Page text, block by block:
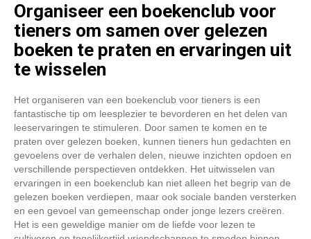
Organiseer een boekenclub voor
tieners om samen over gelezen
boeken te praten en ervaringen uit
te wisselen
Het organiseren van een boekenclub voor tieners is een
fantastische tip om leesplezier te bevorderen en het delen van
leeservaringen te stimuleren. Door samen te komen en te
praten over gelezen boeken, kunnen tieners hun gedachten en
gevoelens over de verhalen delen, nieuwe inzichten opdoen en
verschillende perspectieven ontdekken. Het uitwisselen van
ervaringen in een boekenclub kan niet alleen het begrip van de
gelezen boeken verdiepen, maar ook sociale banden versterken
en een gevoel van gemeenschap onder jonge lezers creëren.
Het is een geweldige manier om de liefde voor lezen te